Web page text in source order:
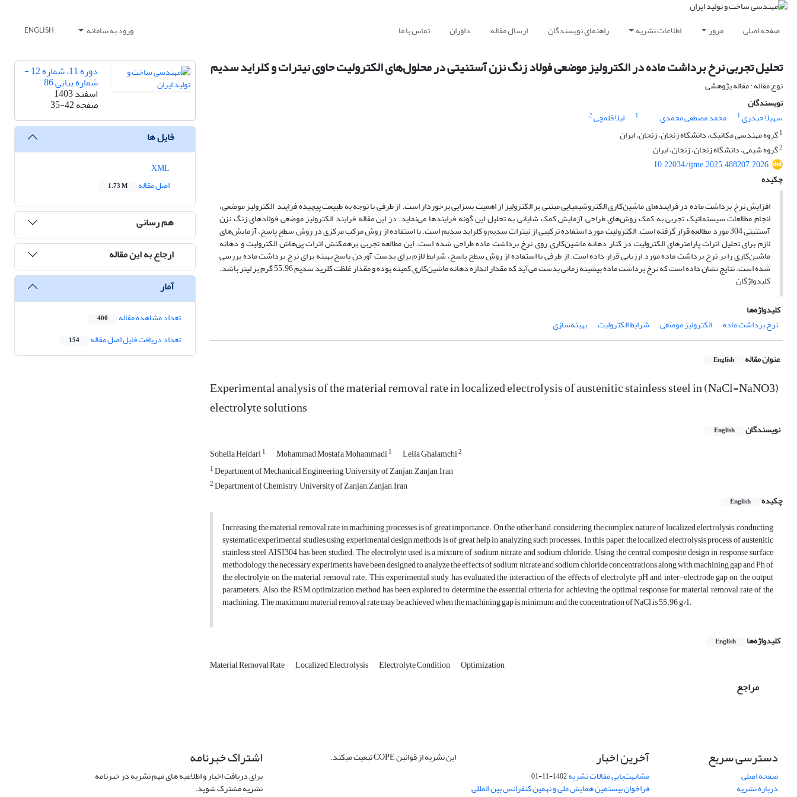
صفحه اصلی مرور اطلاعات نشریه راهنمای نویسندگان ارسال مقاله داوران تماس با ما ورود به سامانه ENGLISH
تحلیل تجربی نرخ برداشت ماده در الکترولیز موضعی فولاد زنگ نزن آستنیتی در محلول‌های الکترولیت حاوی نیترات و کلراید سدیم
نوع مقاله : مقاله پژوهشی
نویسندگان
سهیلا حیدری1 محمد مصطفی محمدی 1 لیلا قلمچی2
1گروه مهندسی مکانیک، دانشگاه زنجان، زنجان، ایران
2گروه شیمی، دانشگاه زنجان، زنجان، ایران
10.22034/ijme.2025.488207.2026
چکیده
افزایش نرخ برداشت ماده در فرایندهای ماشین‌کاری الکتروشیمیایی مبتنی بر الکترولیز از اهمیت بسزایی برخوردار است. از طرفی با توجه به طبیعت پیچیده فرایند الکترولیز موضعی،
انجام مطالعات سیستماتیک تجربی به کمک روش‌های طراحی آزمایش کمک شایانی به تحلیل این گونه فرایندها ‌می‌نماید. در این مقاله فرایند الکترولیز موضعی فولاد‌های زنگ نزن
آستنیتی 304 مورد مطالعه قرار گرفته است. الکترولیت مورد استفاده ترکیبی از نیترات سدیم و کلراید سدیم است. با استفاده از روش مرکب مرکزی در روش سطح پاسخ، آزمایش‌های
لازم برای تحلیل اثرات پارامتر‌‌های الکترولیت در کنار دهانه ماشین‌کاری روی نرخ برداشت ماده طراحی شده است. این مطالعه تجربی برهمکنش اثرات پی‌هاش الکترولیت و دهانه
ماشین‌کاری را بر نرخ برداشت ماده مورد ارزیابی قرار داده است. از طرفی با استفاده از روش سطح پاسخ، شرایط لازم برای بدست آوردن پاسخ بهینه برای نرخ برداشت ماده بررسی
شده است. نتایج نشان داده است که نرخ برداشت ماده بیشینه زمانی بدست می‌آید که مقدار اندازه دهانه ماشین‌کاری کمینه بوده و مقدار غلظت کلرید سدیم 55.96 گرم بر لیتر باشد.
کلید‌واژگان
کلیدواژه‌ها
نرخ برداشت ماده
الکترولیز موضعی شرایط الکترولیت بهینه‌سازی
عنوان مقاله English
Experimental analysis of the material removal rate in localized electrolysis of austenitic stainless steel in (NaCl-NaNO3)
electrolyte solutions
نویسندگان English
Soheila Heidari1 Mohammad Mostafa Mohammadi1 Leila Ghalamchi2
1Department of Mechanical Engineering, University of Zanjan, Zanjan, Iran
2Department of Chemistry, University of Zanjan, Zanjan, Iran
چکیده
English
Increasing the material removal rate in machining processes is of great importance. On the other hand, considering the complex nature of localized electrolysis, conducting
systematic experimental studies using experimental design methods is of great help in analyzing such processes. In this paper, the localized electrolysis process of austenitic
stainless steel AISI304 has been studied. The electrolyte used is a mixture of sodium nitrate and sodium chloride. Using the central composite design in response surface
methodology, the necessary experiments have been designed to analyze the effects of sodium nitrate and sodium chloride concentrations along with machining gap and Ph of
the electrolyte on the material removal rate. This experimental study has evaluated the interaction of the effects of electrolyte pH and inter-electrode gap on the output
parameters. Also, the RSM optimization method has been explored to determine the essential criteria for achieving the optimal response for material removal rate of the
machining. The maximum material removal rate may be achieved when the machining gap is minimum and the concentration of NaCl is 55.96 g/l.
کلیدواژه‌ها English
Material Removal Rate Localized Electrolysis Electrolyte Condition Optimization
مراجع
دوره 11، شماره 12 -
شماره پیاپی 86
اسفند 1403
صفحه35-42
فایل ها
اصل مقاله
1.73 M
هم رسانی
ارجاع به این مقاله
آمار
تعداد مشاهده مقاله 400
تعداد دریافت فایل اصل مقاله 154
دسترسی سریع
صفحه اصلی
درباره نشریه
آخرین اخبار
مشابهت‌یابی مقالات نشریه1402-11-01
فراخوان بیستمین همایش ملی و نهمین کنفرانس بین المللی
این نشریه از قوانین COPE تبعیت میکند. اشتراک خبرنامه
برای دریافت اخبار و اطلاعیه های مهم نشریه در خبرنامه
نشریه مشترک شوید.